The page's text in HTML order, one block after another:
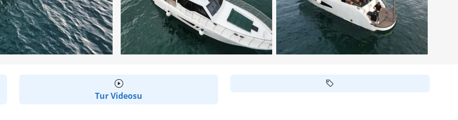
Tur Videosu